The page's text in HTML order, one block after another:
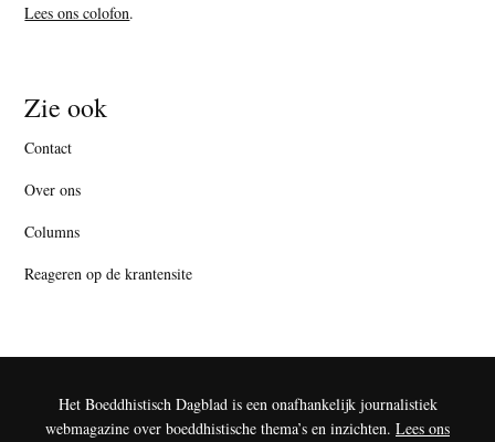
Lees ons colofon.
Zie ook
Contact
Over ons
Columns
Reageren op de krantensite
Het Boeddhistisch Dagblad is een onafhankelijk journalistiek
webmagazine over boeddhistische thema’s en inzichten. Lees ons